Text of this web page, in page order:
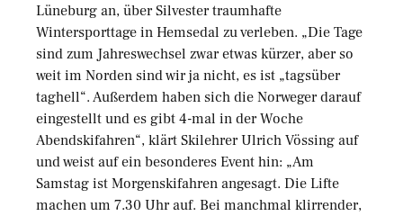
Lüneburg an, über Silvester traumhafte
Wintersporttage in Hemsedal zu verleben. „Die Tage
sind zum Jahreswechsel zwar etwas kürzer, aber so
weit im Norden sind wir ja nicht, es ist „tagsüber
taghell“. Außerdem haben sich die Norweger darauf
eingestellt und es gibt 4-mal in der Woche
Abendskifahren“, klärt Skilehrer Ulrich Vössing auf
und weist auf ein besonderes Event hin: „Am
Samstag ist Morgenskifahren angesagt. Die Lifte
machen um 7.30 Uhr auf. Bei manchmal klirrender,